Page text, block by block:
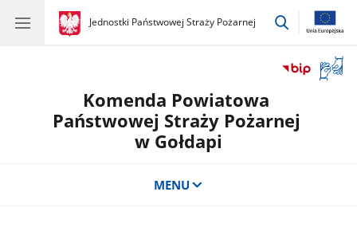
gov.pl
Jednostki Państwowej Straży Pożarnej
gov.pl
Jednostki
przejdź
okno
Komenda Powiatowa
Państwowej Straży Pożarnej
w Gołdapi
MENU